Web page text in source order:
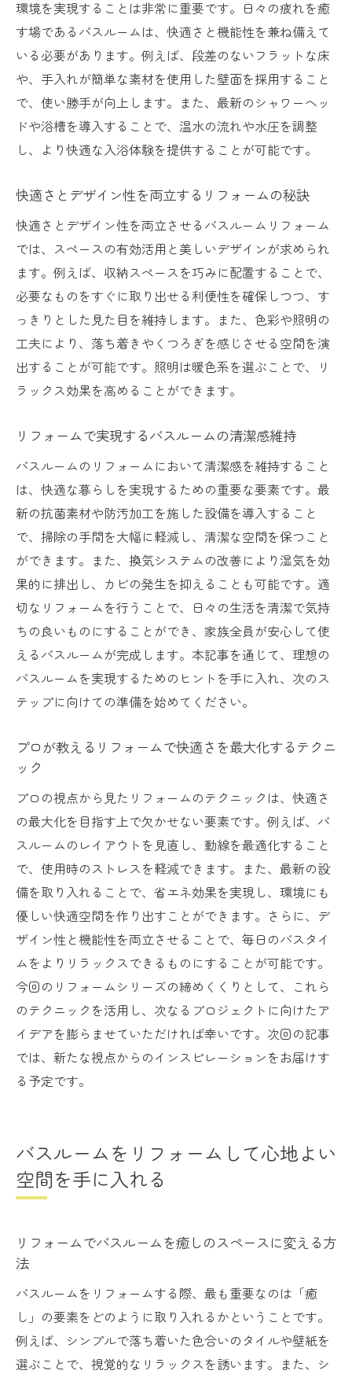
環境を実現することは非常に重要です。日々の疲れを癒
す場であるバスルームは、快適さと機能性を兼ね備えて
いる必要があります。例えば、段差のないフラットな床
や、手入れが簡単な素材を使用した壁面を採用すること
で、使い勝手が向上します。また、最新のシャワーヘッ
ドや浴槽を導入することで、温水の流れや水圧を調整
し、より快適な入浴体験を提供することが可能です。
快適さとデザイン性を両立するリフォームの秘訣
快適さとデザイン性を両立させるバスルームリフォーム
では、スペースの有効活用と美しいデザインが求められ
ます。例えば、収納スペースを巧みに配置することで、
必要なものをすぐに取り出せる利便性を確保しつつ、す
っきりとした見た目を維持します。また、色彩や照明の
工夫により、落ち着きやくつろぎを感じさせる空間を演
出することが可能です。照明は暖色系を選ぶことで、リ
ラックス効果を高めることができます。
リフォームで実現するバスルームの清潔感維持
バスルームのリフォームにおいて清潔感を維持すること
は、快適な暮らしを実現するための重要な要素です。最
新の抗菌素材や防汚加工を施した設備を導入すること
で、掃除の手間を大幅に軽減し、清潔な空間を保つこと
ができます。また、換気システムの改善により湿気を効
果的に排出し、カビの発生を抑えることも可能です。適
切なリフォームを行うことで、日々の生活を清潔で気持
ちの良いものにすることができ、家族全員が安心して使
えるバスルームが完成します。本記事を通じて、理想の
バスルームを実現するためのヒントを手に入れ、次のス
テップに向けての準備を始めてください。
プロが教えるリフォームで快適さを最大化するテクニ
ック
プロの視点から見たリフォームのテクニックは、快適さ
の最大化を目指す上で欠かせない要素です。例えば、バ
スルームのレイアウトを見直し、動線を最適化すること
で、使用時のストレスを軽減できます。また、最新の設
備を取り入れることで、省エネ効果を実現し、環境にも
優しい快適空間を作り出すことができます。さらに、デ
ザイン性と機能性を両立させることで、毎日のバスタイ
ムをよりリラックスできるものにすることが可能です。
今回のリフォームシリーズの締めくくりとして、これら
のテクニックを活用し、次なるプロジェクトに向けたア
イデアを膨らませていただければ幸いです。次回の記事
では、新たな視点からのインスピレーションをお届けす
る予定です。
バスルームをリフォームして心地よい
空間を手に入れる
リフォームでバスルームを癒しのスペースに変える方
法
バスルームをリフォームする際、最も重要なのは「癒
し」の要素をどのように取り入れるかということです。
例えば、シンプルで落ち着いた色合いのタイルや壁紙を
選ぶことで、視覚的なリラックスを誘います。また、シ